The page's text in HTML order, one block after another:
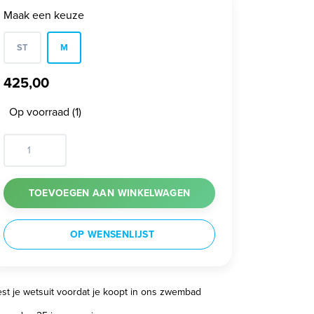
Maak een keuze
ST M
425,00
Op voorraad (1)
TOEVOEGEN AAN WINKELWAGEN
OP WENSENLIJST
je wetsuit voordat je koopt in ons zwembad